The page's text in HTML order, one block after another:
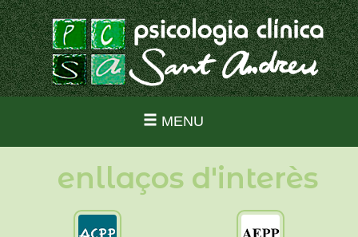
MENU
enllaços d'interès